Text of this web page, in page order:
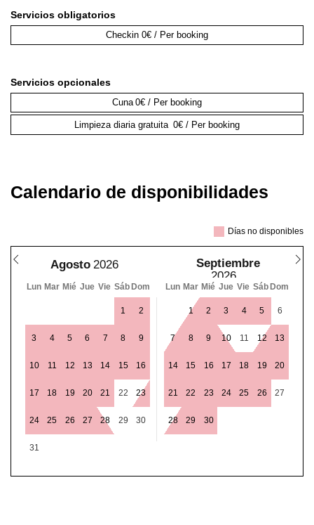
Servicios obligatorios
Checkin 0€ / Per booking
Servicios opcionales
Cuna 0€ / Per booking
Limpieza diaria gratuita 0€ / Per booking
Calendario de disponibilidades
Días no disponibles
Agosto Septiembre
Lun Mar Mié Jue Vie Sáb Dom Lun Mar Mié Jue Vie Sáb Dom
1 2
3 4 5 6 7 8 9
10 11 12 13 14 15 16
17 18 19 20 21 22 23
24 25 26 27 28 29 30
31
1 2 3 4 5 6
7 8 9 10 11 12 13
14 15 16 17 18 19 20
21 22 23 24 25 26 27
28 29 30